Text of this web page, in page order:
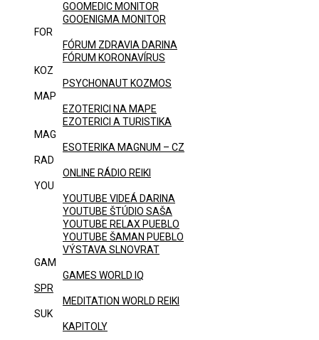
GOOMEDIC MONITOR
GOOENIGMA MONITOR
FOR
FÓRUM ZDRAVIA DARINA
FÓRUM KORONAVÍRUS
KOZ
PSYCHONAUT KOZMOS
MAP
EZOTERICI NA MAPE
EZOTERICI A TURISTIKA
MAG
ESOTERIKA MAGNUM – CZ
RAD
ONLINE RÁDIO REIKI
YOU
YOUTUBE VIDEÁ DARINA
YOUTUBE ŠTÚDIO SAŠA
YOUTUBE RELAX PUEBLO
YOUTUBE ŠAMAN PUEBLO
VÝSTAVA SLNOVRAT
GAM
GAMES WORLD IQ
SPR
MEDITATION WORLD REIKI
SUK
KAPITOLY